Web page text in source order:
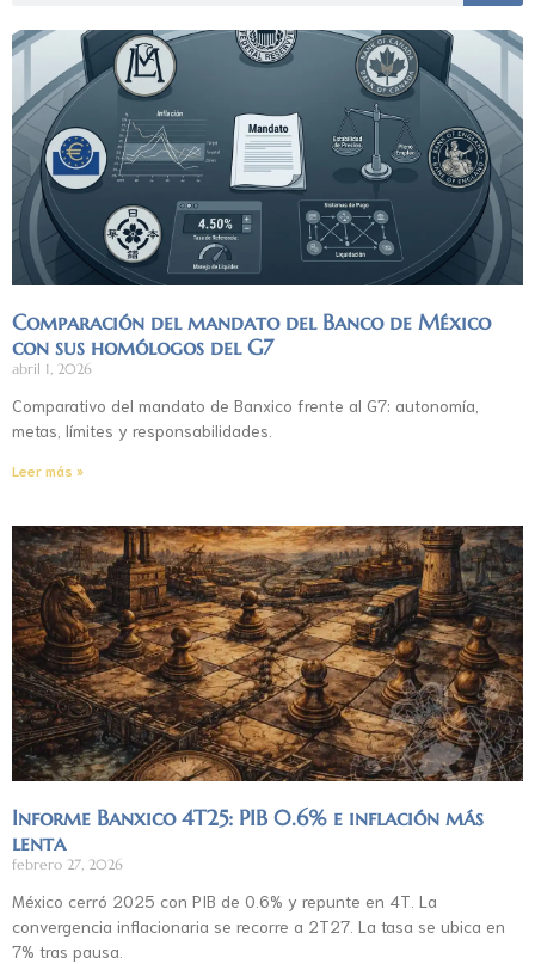
Comparación del mandato del Banco de México
con sus homólogos del G7
abril 1, 2026
Comparativo del mandato de Banxico frente al G7: autonomía,
metas, límites y responsabilidades.
Leer más »
Informe Banxico 4T25: PIB 0.6% e inflación más
lenta
febrero 27, 2026
México cerró 2025 con PIB de 0.6% y repunte en 4T. La
convergencia inflacionaria se recorre a 2T27. La tasa se ubica en
7% tras pausa.